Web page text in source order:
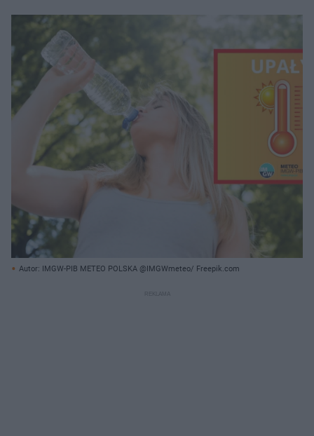
Autor: IMGW-PIB METEO POLSKA @IMGWmeteo/ Freepik.com